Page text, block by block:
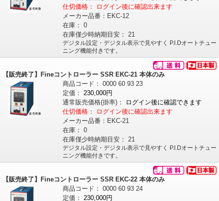
仕切価格：
ログイン後に確認出来ます
メーカー品番： EKC-12
在庫： 0
在庫僅少時納期目安： 21
デジタル設定・デジタル表示で見やすく P.I.Dオートチュー
ニング機能付きです。
【販売終了】Fineコントローラー SSR EKC-21 本体のみ
商品コード： 0000 60 93 23
定価： 230,000円
通常販売価格(掛率)：
ログイン後に確認できます
仕切価格：
ログイン後に確認出来ます
メーカー品番： EKC-21
在庫： 0
在庫僅少時納期目安： 21
デジタル設定・デジタル表示で見やすく P.I.Dオートチュー
ニング機能付きです。
【販売終了】Fineコントローラー SSR EKC-22 本体のみ
商品コード： 0000 60 93 24
定価： 230,000円